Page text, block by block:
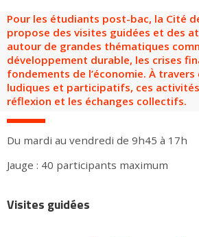
FR EN
Pour les étudiants post-bac, la Cité
propose des visites guidées et des
autour de grandes thématiques
développement durable, les crises
fondements de l’économie. À
ludiques et participatifs, ces
réflexion et les échanges collectifs.
Du mardi au vendredi de 9h45 à 17h
Jauge : 40 participants maximum
Visites guidées